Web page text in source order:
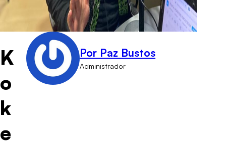
K
o
k
e
Por Paz Bustos
Administrador